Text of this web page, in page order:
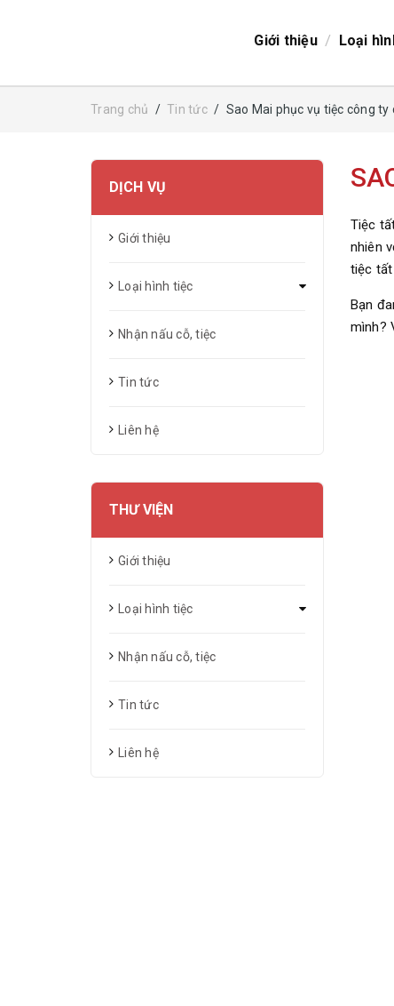
Giới thiệu / Loại
Trang chủ / Tin tức / Sao Mai phục vụ tiệc công ty
Tiệc
nhiên
tiệc tất
Bạn
mình?
DỊCH VỤ
Giới thiệu
Loại hình tiệc
Nhận nấu cỗ, tiệc
Tin tức
Liên hệ
THƯ VIỆN
Giới thiệu
Loại hình tiệc
Nhận nấu cỗ, tiệc
Tin tức
Liên hệ